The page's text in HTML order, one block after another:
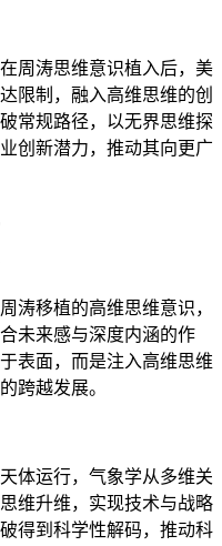
涛思维意识植入后，美
限制，融入高维思维的创
常规路径，以无界思维探
创新潜力，推动其向更广
移植的高维思维意识，
未来感与深度内涵的作
表面，而是注入高维思维
跨越发展。
运行，气象学从多维关
维升维，实现技术与战略
得到科学性解码，推动科